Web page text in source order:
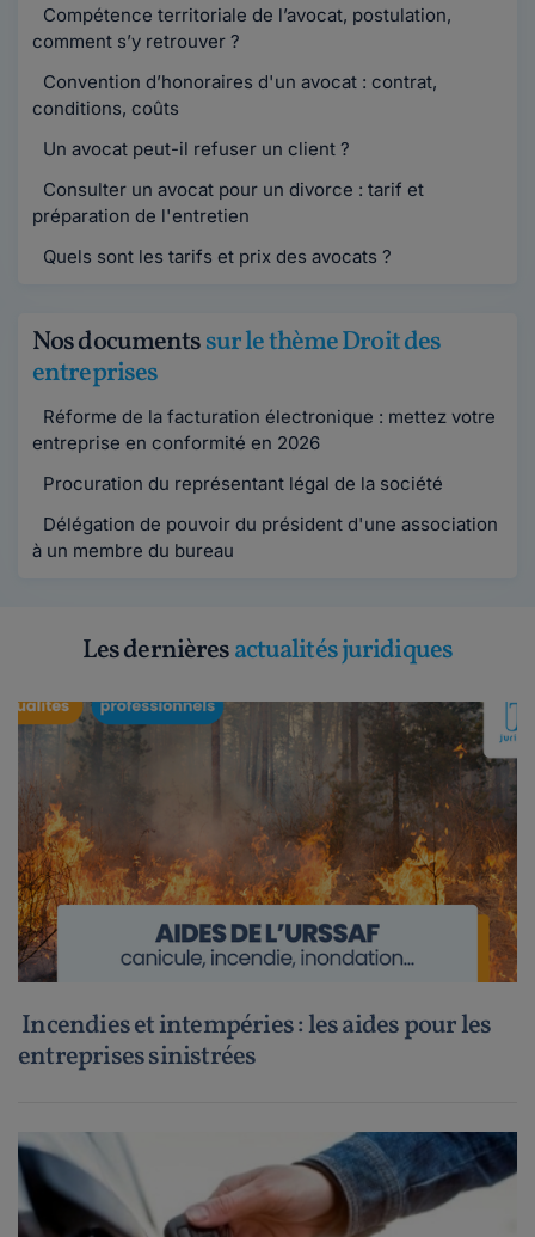
Compétence territoriale de l’avocat, postulation,
comment s’y retrouver ?
Convention d’honoraires d'un avocat : contrat,
conditions, coûts
Un avocat peut-il refuser un client ?
Consulter un avocat pour un divorce : tarif et
préparation de l'entretien
Quels sont les tarifs et prix des avocats ?
Nos documentssur le thème Droit des
entreprises
Réforme de la facturation électronique : mettez votre
entreprise en conformité en 2026
Procuration du représentant légal de la société
Délégation de pouvoir du président d'une association
à un membre du bureau
Les dernièresactualités juridiques
Incendies et intempéries : les aides pour les
entreprises sinistrées